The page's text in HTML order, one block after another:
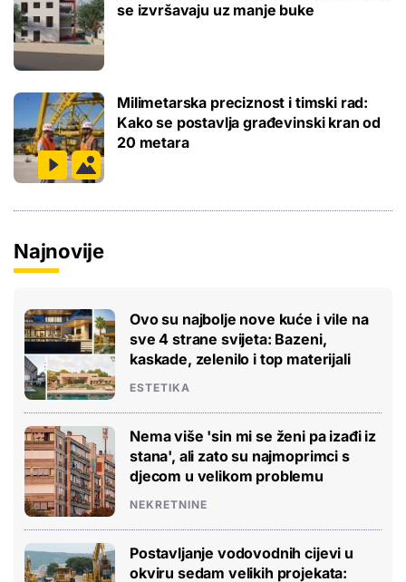
se izvršavaju uz manje buke
Milimetarska preciznost i timski rad:
Kako se postavlja građevinski kran od
20 metara
Najnovije
Ovo su najbolje nove kuće i vile na
sve 4 strane svijeta: Bazeni,
kaskade, zelenilo i top materijali
ESTETIKA
Nema više 'sin mi se ženi pa izađi iz
stana', ali zato su najmoprimci s
djecom u velikom problemu
NEKRETNINE
Postavljanje vodovodnih cijevi u
okviru sedam velikih projekata: